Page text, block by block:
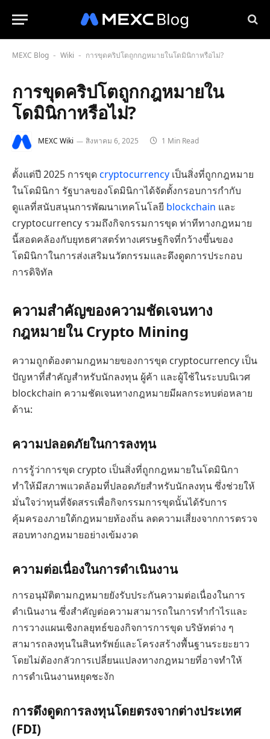
MEXC Blog - Wiki - การขุดคริปโตถูกกฎหมายในโดมินิกาหรือไม่?
การขุดคริปโตถูกกฎหมายใน
โดมินิกาหรือไม่?
MEXC Wiki สิงหาคม 6, 2025 1 Min Read
ตั้งแต่ปี 2025 การขุด cryptocurrency เป็นสิ่งที่ถูกกฎหมาย
ในโดมินิกา รัฐบาลของโดมินิกาได้จัดตั้งกรอบการกำกับ
ดูแลที่สนับสนุนการพัฒนาเทคโนโลยี blockchain และ
cryptocurrency รวมถึงกิจกรรมการขุด ท่าทีทางกฎหมาย
นี้สอดคล้องกับยุทธศาสตร์ทางเศรษฐกิจที่กว้างขึ้นของ
โดมินิกาในการส่งเสริมนวัตกรรมและดึงดูดการประกอบ
การดิจิทัล
ความสำคัญของความชัดเจนทาง
กฎหมายใน Crypto Mining
ความถูกต้องตามกฎหมายของการขุด cryptocurrency เป็น
ปัญหาที่สำคัญสำหรับนักลงทุน ผู้ค้า และผู้ใช้ในระบบนิเวศ
blockchain ความชัดเจนทางกฎหมายมีผลกระทบต่อหลาย
ด้าน:
ความปลอดภัยในการลงทุน
การรู้ว่าการขุด crypto เป็นสิ่งที่ถูกกฎหมายในโดมินิกา
ทำให้มีสภาพแวดล้อมที่ปลอดภัยสำหรับนักลงทุน ซึ่งช่วยให้
มั่นใจว่าทุนที่จัดสรรเพื่อกิจกรรมการขุดนั้นได้รับการ
คุ้มครองภายใต้กฎหมายท้องถิ่น ลดความเสี่ยงจากการตรวจ
สอบทางกฎหมายอย่างเข้มงวด
ความต่อเนื่องในการดำเนินงาน
การอนุมัติตามกฎหมายยังรับประกันความต่อเนื่องในการ
ดำเนินงาน ซึ่งสำคัญต่อความสามารถในการทำกำไรและ
การวางแผนเชิงกลยุทธ์ของกิจการการขุด บริษัทต่าง ๆ
สามารถลงทุนในสินทรัพย์และโครงสร้างพื้นฐานระยะยาว
โดยไม่ต้องกลัวการเปลี่ยนแปลงทางกฎหมายที่อาจทำให้
การดำเนินงานหยุดชะงัก
การดึงดูดการลงทุนโดยตรงจากต่างประเทศ
(FDI)